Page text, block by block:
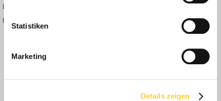
Statistiken
Marketing
Details zeigen
BF24 Fotostrecken
Bauforum Shop